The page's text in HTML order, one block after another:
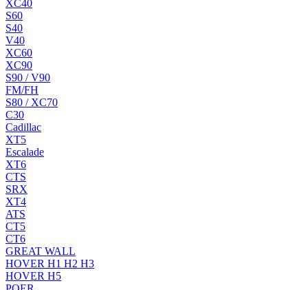
XC40
S60
S40
V40
XC60
XC90
S90 / V90
FM/FH
S80 / XC70
C30
Cadillac
XT5
Escalade
XT6
CTS
SRX
XT4
ATS
CT5
CT6
GREAT WALL
HOVER H1 H2 H3
HOVER H5